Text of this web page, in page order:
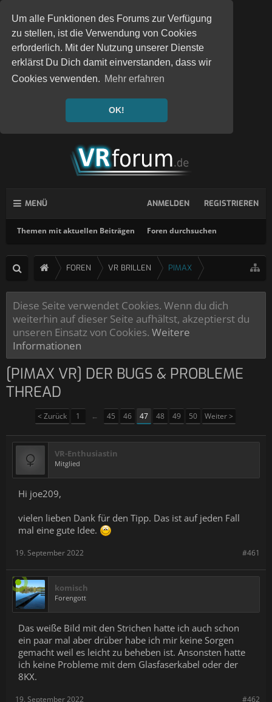
Um alle Funktionen des Forums zur Verfügung
zu stellen, ist die Verwendung von Cookies
erforderlich. Mit der Nutzung unserer Dienste
erklärst Du Dich damit einverstanden, dass wir
Cookies verwenden. Mehr erfahren
OK!
MENÜ
Themen mit aktuellen Beiträgen Foren durchsuchen
ANMELDEN REGISTRIEREN
FOREN VR BRILLEN PIMAX
Diese Seite verwendet Cookies. Wenn du dich
weiterhin auf dieser Seite aufhältst, akzeptierst du
unseren Einsatz von Cookies. Weitere
Informationen
[PIMAX VR] DER BUGS & PROBLEME
THREAD
< Zurück 1 ← 45 46 47 48 49 50 Weiter >
VR-Enthusiastin
Mitglied
Hi joe209,
vielen lieben Dank für den Tipp. Das ist auf jeden Fall
mal eine gute Idee.
#461
19. September 2022
komisch
Forengott
Das weiße Bild mit den Strichen hatte ich auch schon
ein paar mal aber drüber habe ich mir keine Sorgen
gemacht weil es leicht zu beheben ist. Ansonsten hatte
ich keine Probleme mit dem Glasfaserkabel oder der
8KX.
#462
19. September 2022